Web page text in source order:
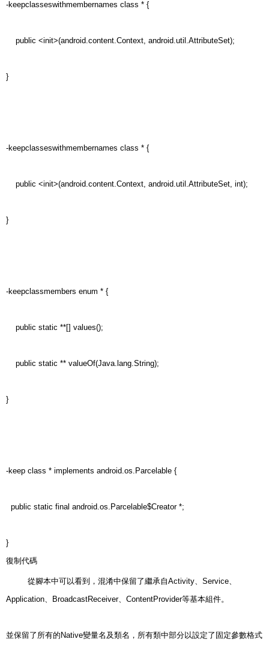
-keepclasseswithmembernames class * {
public <init>(android.content.Context, android.util.AttributeSet);
}
-keepclasseswithmembernames class * {
public <init>(android.content.Context, android.util.AttributeSet, int);
}
-keepclassmembers enum * {
public static **[] values();
public static ** valueOf(Java.lang.String);
}
-keep class * implements android.os.Parcelable {
public static final android.os.Parcelable$Creator *;
}
復制代碼
從腳本中可以看到，混淆中保留了繼承自Activity、Service、
Application、BroadcastReceiver、ContentProvider等基本組件。
並保留了所有的Native變量名及類名，所有類中部分以設定了固定參數格式